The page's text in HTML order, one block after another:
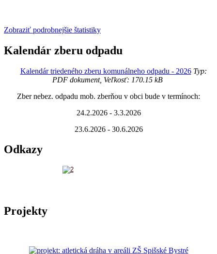
Zobraziť podrobnejšie štatistiky
Kalendár zberu odpadu
Kalendár triedeného zberu komunálneho odpadu - 2026Typ:
PDF dokument, Veľkosť: 170.15 kB
Zber nebez. odpadu mob. zberňou v obci bude v termínoch:
24.2.2026 - 3.3.2026
23.6.2026 - 30.6.2026
Odkazy
Projekty